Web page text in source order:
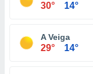
30° 14°
A Veiga
29° 14°